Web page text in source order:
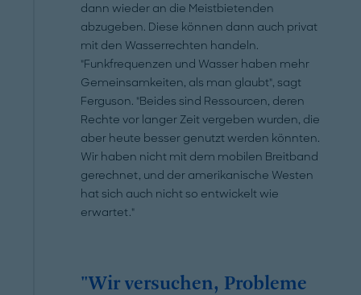
dann wieder an die Meistbietenden
abzugeben. Diese können dann auch privat
mit den Wasserrechten handeln.
"Funkfrequenzen und Wasser haben mehr
Gemeinsamkeiten, als man glaubt", sagt
Ferguson. "Beides sind Ressourcen, deren
Rechte vor langer Zeit vergeben wurden, die
aber heute besser genutzt werden könnten.
Wir haben nicht mit dem mobilen Breitband
gerechnet, und der amerikanische Westen
hat sich auch nicht so entwickelt wie
erwartet."
"Wir versuchen, Probleme